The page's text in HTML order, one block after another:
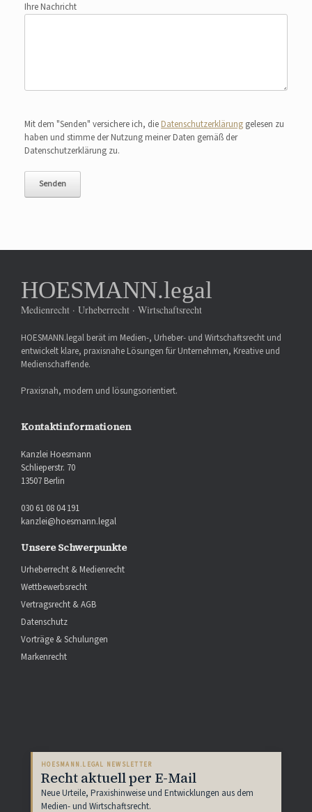
Ihre Nachricht
Mit dem "Senden" versichere ich, die Datenschutzerklärung gelesen zu
haben und stimme der Nutzung meiner Daten gemäß der
Datenschutzerklärung zu.
HOESMANN.legal
Medienrecht · Urheberrecht · Wirtschaftsrecht
HOESMANN.legal berät im Medien-, Urheber- und Wirtschaftsrecht und
entwickelt klare, praxisnahe Lösungen für Unternehmen, Kreative und
Medienschaffende.
Praxisnah, modern und lösungsorientiert.
Kontaktinformationen
Kanzlei Hoesmann
Schlieperstr. 70
13507 Berlin
030 61 08 04 191
kanzlei@hoesmann.legal
Unsere Schwerpunkte
Urheberrecht & Medienrecht
Wettbewerbsrecht
Vertragsrecht & AGB
Datenschutz
Vorträge & Schulungen
Markenrecht
HOESMANN.LEGAL NEWSLETTER
Recht aktuell per E-Mail
Neue Urteile, Praxishinweise und Entwicklungen aus dem
Medien- und Wirtschaftsrecht.